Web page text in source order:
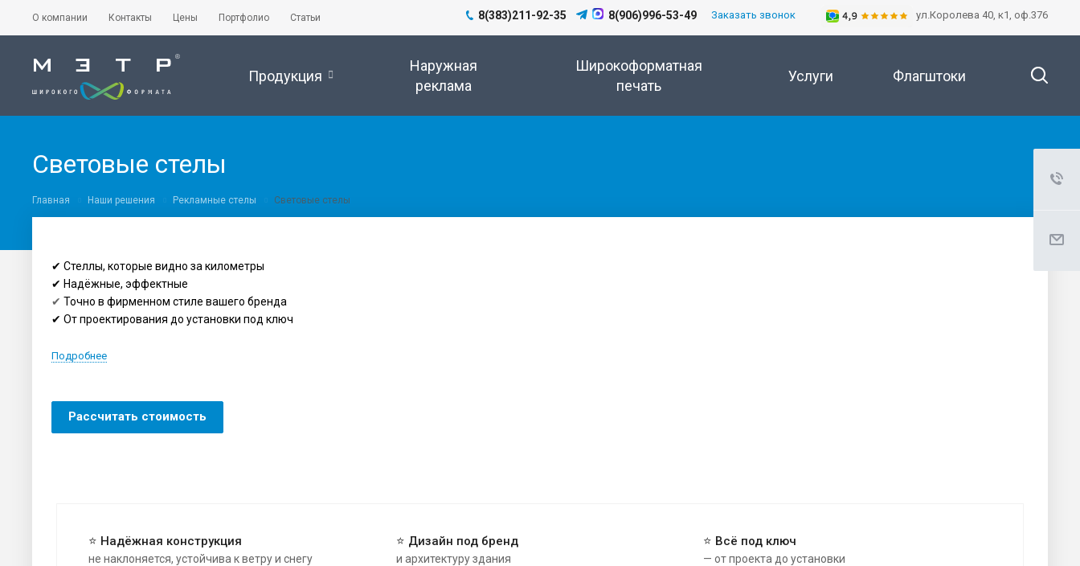
О компании Контакты Цены Портфолио Статьи ул.Королева 40, к1, оф.376
8(383)211-92-35 8(906)996-53-49 Заказать звонок
Продукция
Наружная
реклама
Широкоформатная
печать
Услуги Флагштоки
Световые стелы
Главная Наши решения Рекламные стелы Световые стелы
✔ Стеллы, которые видно за километры
✔ Надёжные, эффектные
✔ Точно в фирменном стиле вашего бренда
✔ От проектирования до установки под ключ
Подробнее
Рассчитать стоимость
⭐ Надёжная конструкция
не наклоняется, устойчива к ветру и снегу
⭐ Дизайн под бренд
и архитектуру здания
⭐ Всё под ключ
— от проекта до установки